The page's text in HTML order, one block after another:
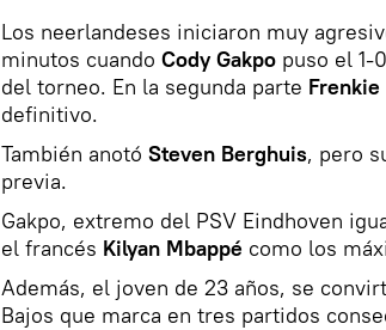
Los neerlandeses iniciaron muy
minutos cuando Cody Gakpo puso el 1-
del torneo. En la segunda parte
definitivo.
También anotó Steven Berghuis, pero
previa.
Gakpo, extremo del PSV Eindhoven
el francés Kilyan Mbappé como los
Además, el joven de 23 años, se
Bajos que marca en tres partidos